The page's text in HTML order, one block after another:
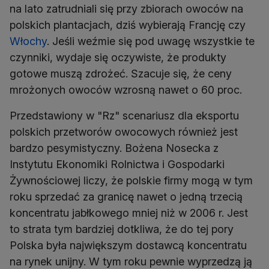
na lato zatrudniali się przy zbiorach owoców na
polskich plantacjach, dziś wybierają Francję czy
Włochy. Jeśli weźmie się pod uwagę wszystkie te
czynniki, wydaje się oczywiste, że produkty
gotowe muszą zdrożeć. Szacuje się, że ceny
mrożonych owoców wzrosną nawet o 60 proc.
Przedstawiony w "Rz" scenariusz dla eksportu
polskich przetworów owocowych również jest
bardzo pesymistyczny. Bożena Nosecka z
Instytutu Ekonomiki Rolnictwa i Gospodarki
Żywnościowej liczy, że polskie firmy mogą w tym
roku sprzedać za granicę nawet o jedną trzecią
koncentratu jabłkowego mniej niż w 2006 r. Jest
to strata tym bardziej dotkliwa, że do tej pory
Polska była największym dostawcą koncentratu
na rynek unijny. W tym roku pewnie wyprzedzą ją